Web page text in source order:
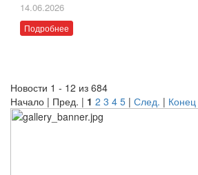
14.06.2026
Подробнее
Новости 1 - 12 из 684
Начало | Пред. | 1 2 3 4 5 | След. | Конец